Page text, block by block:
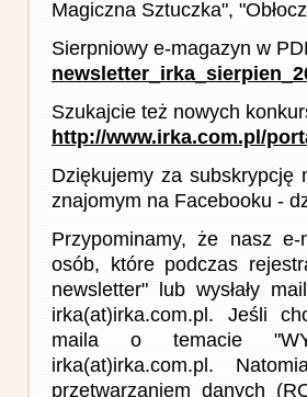
Magiczna Sztuczka",
Sierpniowy e-magazyn w
Szukajcie też nowych
http://www.irka.com.pl/
Dziękujemy za subskrypcję
znajomym na Facebooku -
Przypominamy, że nasz
osób, które podczas
newsletter" lub wysłały
irka(at)irka.com.pl. Jeśli
maila o temacie
irka(at)irka.com.pl.
przetwarzaniem danych